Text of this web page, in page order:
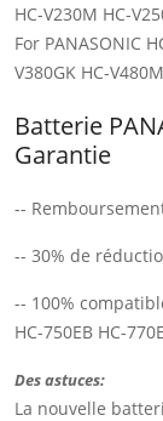
HC-V230M HC-
For PANASONIC
V380GK HC-
Batterie
Garantie
--
-- 30% de
-- 100%
HC-750EB HC-
Des astuces:
La nouvelle